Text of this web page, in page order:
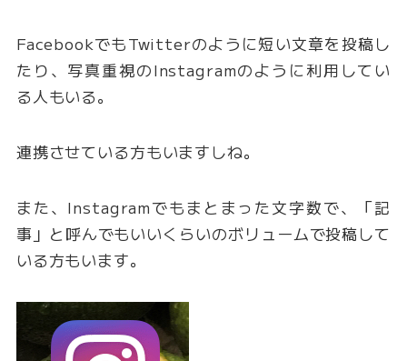
FacebookでもTwitterのように短い文章を投稿し
たり、写真重視のInstagramのように利用してい
る人もいる。
連携させている方もいますしね。
また、Instagramでもまとまった文字数で、「記
事」と呼んでもいいくらいのボリュームで投稿して
いる方もいます。